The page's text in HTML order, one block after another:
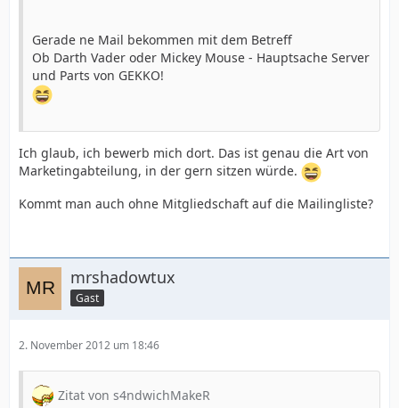
Gerade ne Mail bekommen mit dem Betreff
Ob Darth Vader oder Mickey Mouse - Hauptsache Server
und Parts von GEKKO!
Ich glaub, ich bewerb mich dort. Das ist genau die Art von
Marketingabteilung, in der gern sitzen würde.
Kommt man auch ohne Mitgliedschaft auf die Mailingliste?
mrshadowtux
Gast
2. November 2012 um 18:46
Zitat von s4ndwichMakeR